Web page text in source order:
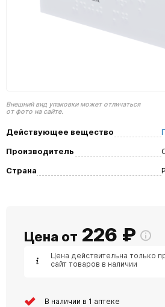
Внешний вид упаковки может отличаться
от фото на сайте.
Действующее вещество
Производитель
Страна
Цена от 226 ₽
Цена действительна только
сайт товаров в наличии
В наличии в 1 аптеке